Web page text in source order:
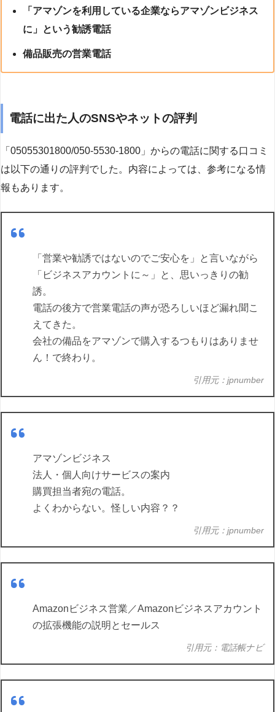
「アマゾンを利用している企業ならアマゾンビジネス
に」という勧誘電話
備品販売の営業電話
電話に出た人のSNSやネットの評判
「05055301800/050-5530-1800」からの電話に関する口コミ
は以下の通りの評判でした。内容によっては、参考になる情
報もあります。
「営業や勧誘ではないのでご安心を」と言いながら
「ビジネスアカウントに～」と、思いっきりの勧
誘。
電話の後方で営業電話の声が恐ろしいほど漏れ聞こ
えてきた。
会社の備品をアマゾンで購入するつもりはありませ
ん！で終わり。
引用元：jpnumber
アマゾンビジネス
法人・個人向けサービスの案内
購買担当者宛の電話。
よくわからない。怪しい内容？？
引用元：jpnumber
Amazonビジネス営業／Amazonビジネスアカウント
の拡張機能の説明とセールス
引用元：電話帳ナビ